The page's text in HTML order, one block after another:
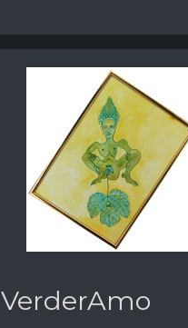
VerderAmo